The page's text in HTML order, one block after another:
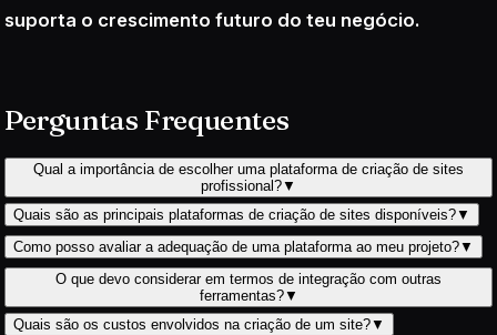
suporta o crescimento futuro do teu negócio.
Perguntas Frequentes
Qual a importância de escolher uma plataforma de criação de sites
profissional?▼
Quais são as principais plataformas de criação de sites disponíveis?▼
Como posso avaliar a adequação de uma plataforma ao meu projeto?▼
O que devo considerar em termos de integração com outras
ferramentas?▼
Quais são os custos envolvidos na criação de um site?▼